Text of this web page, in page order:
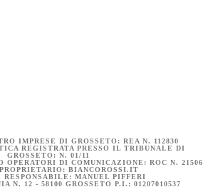
IMPRESE DI GROSSETO: REA N. 112830
REGISTRATA PRESSO IL TRIBUNALE DI
GROSSETO: N. 01/11
OPERATORI DI COMUNICAZIONE: ROC N. 21506
BIANCOROSSI.IT
RESPONSABILE: MANUEL PIFFERI
N. 12 - 58100 GROSSETO P.I.: 01207010537